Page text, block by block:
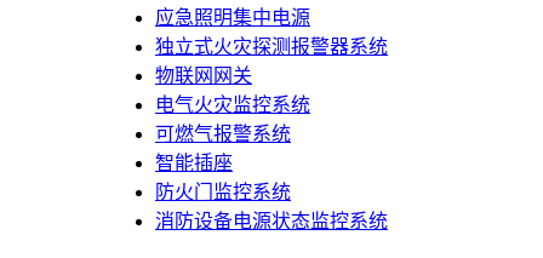
应急照明集中电源
独立式火灾探测报警器系统
物联网网关
电气火灾监控系统
可燃气报警系统
智能插座
防火门监控系统
消防设备电源状态监控系统